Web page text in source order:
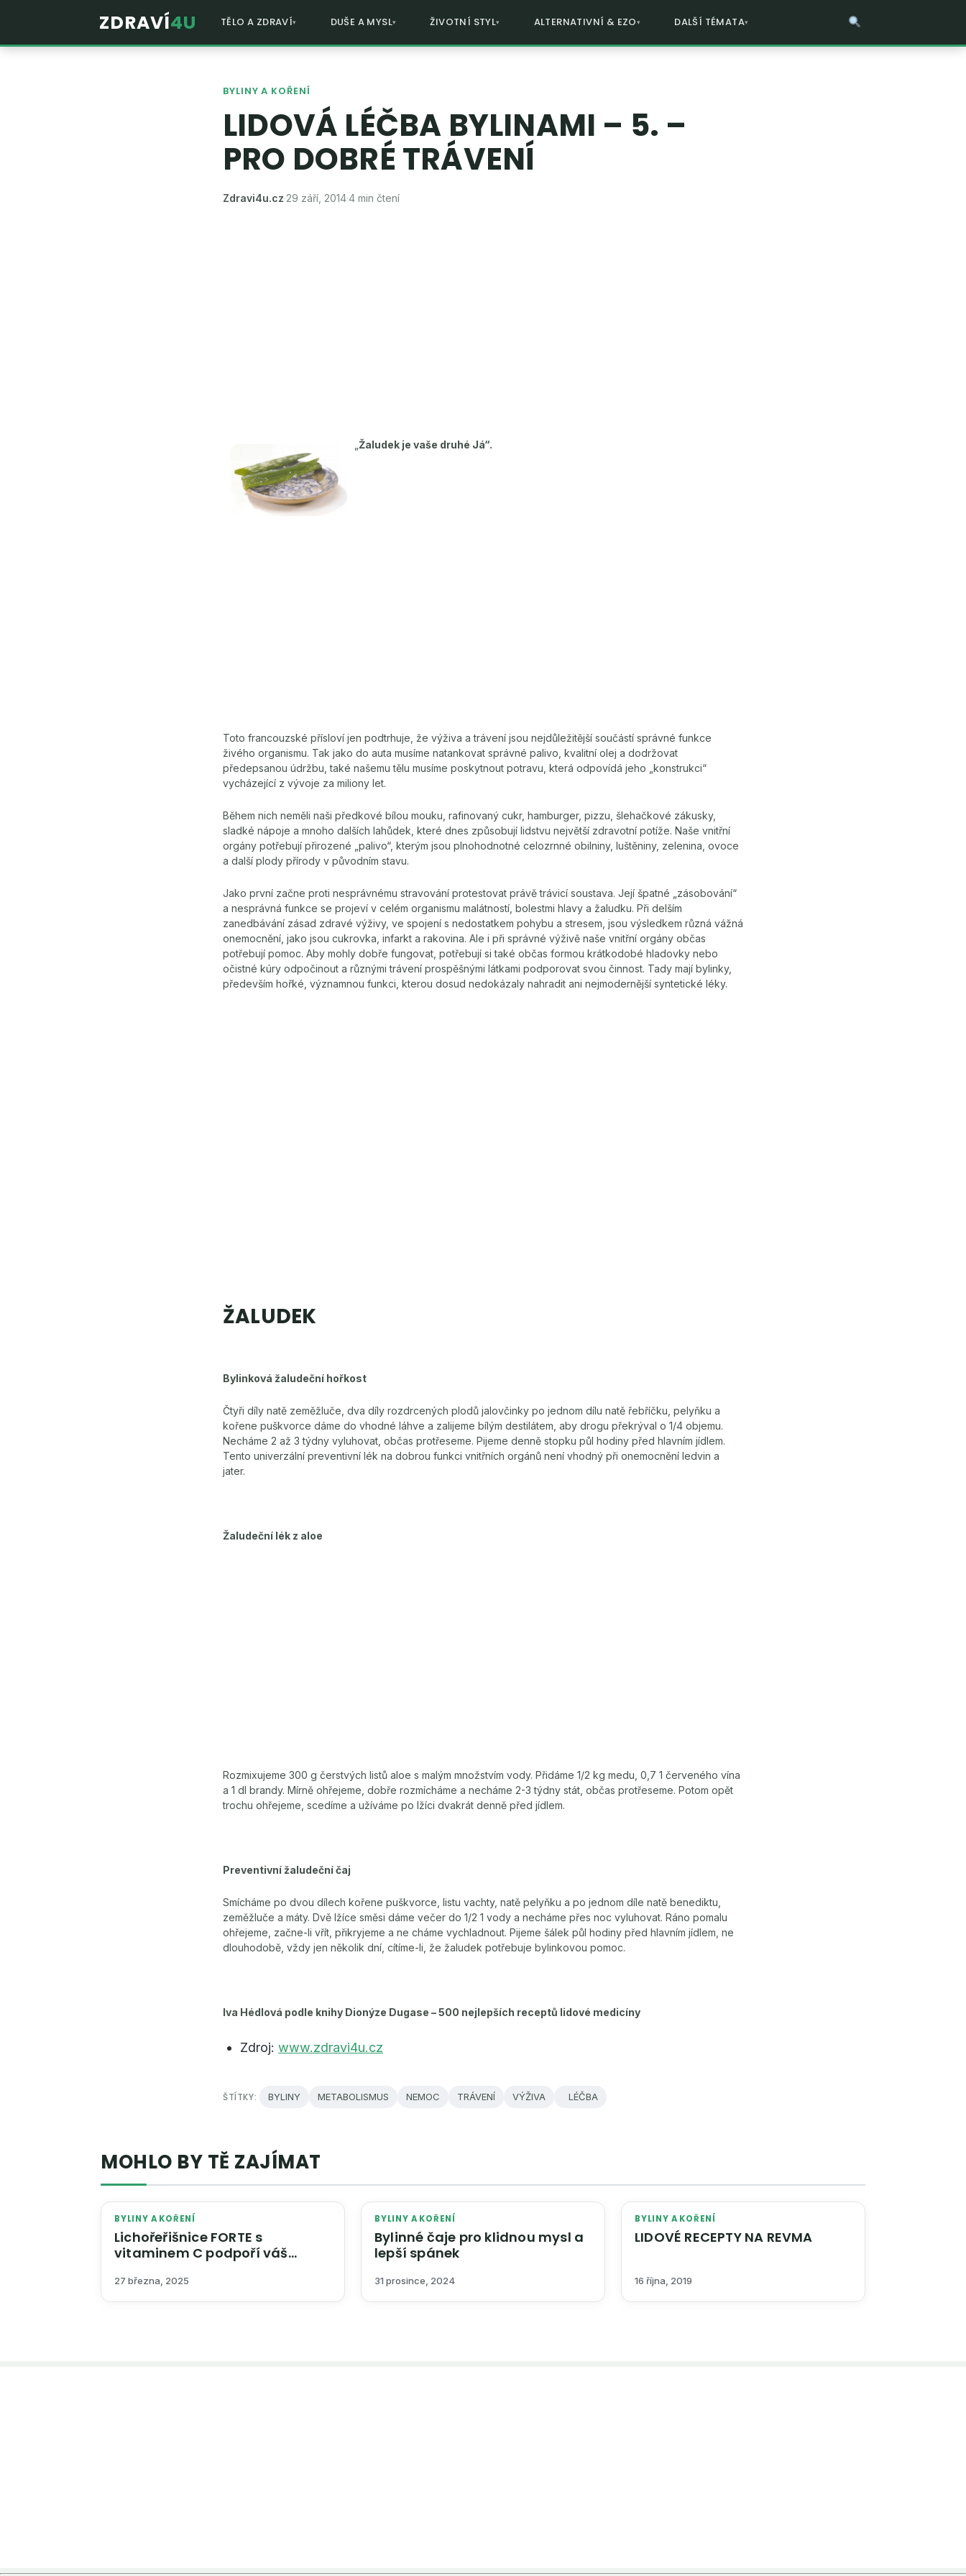
ZDRAVÍ4U TĚLO A ZDRAVÍ DUŠE A MYSL ŽIVOTNÍ STYL ALTERNATIVNÍ & EZO DALŠÍ TÉMATA
BYLINY A KOŘENÍ
LIDOVÁ LÉČBA BYLINAMI – 5. –
PRO DOBRÉ TRÁVENÍ
Zdravi4u.cz·29 září, 2014·4 min čtení
Žaludek je vaše druhé Já“.
Toto francouzské přísloví jen podtrhuje, že výživa a trávení jsou nejdůležitější součástí správné funkce
živého organismu. Tak jako do auta musíme natankovat správné palivo, kvalitní olej a dodržovat
předepsanou údržbu, také našemu tělu musíme poskytnout potravu, která odpovídá jeho „konstrukci“
vycházející z vývoje za miliony let.
Během nich neměli naši předkové bílou mouku, rafinovaný cukr, hamburger, pizzu, šlehačkové zákusky,
sladké nápoje a mnoho dalších lahůdek, které dnes způsobují lidstvu největší zdravotní potíže. Naše vnitřní
orgány potřebují přirozené „palivo“, kterým jsou plnohodnotné celozrnné obilniny, luštěniny, zelenina, ovoce
a další plody přírody v původním stavu.
Jako první začne proti nesprávnému stravování protestovat právě trávicí soustava. Její špatné „zásobování“
a nesprávná funkce se projeví v celém organismu malátností, bolestmi hlavy a žaludku. Při delším
zanedbávání zásad zdravé výživy, ve spojení s nedostatkem pohybu a stresem, jsou výsledkem různá vážná
onemocnění, jako jsou cukrovka, infarkt a rakovina. Ale i při správné výživě naše vnitřní orgány občas
potřebují pomoc. Aby mohly dobře fungovat, potřebují si také občas formou krátkodobé hladovky nebo
očistné kúry odpočinout a různými trávení prospěšnými látkami podporovat svou činnost. Tady mají bylinky,
především hořké, významnou funkci, kterou dosud nedokázaly nahradit ani nejmodernější syntetické léky.
ŽALUDEK
Bylinková žaludeční hořkost
Čtyři díly natě zeměžluče, dva díly rozdrcených plodů jalovčinky po jednom dílu natě řebříčku, pelyňku a
kořene puškvorce dáme do vhodné láhve a zalijeme bílým destilátem, aby drogu překrýval o 1/4 objemu.
Necháme 2 až 3 týdny vyluhovat, občas protřeseme. Pijeme denně stopku půl hodiny před hlavním jídlem.
Tento univerzální preventivní lék na dobrou funkci vnitřních orgánů není vhodný při onemocnění ledvin a
jater.
Žaludeční lék z aloe
Rozmixujeme 300 g čerstvých listů aloe s malým množstvím vody. Přidáme 1/2 kg medu, 0,7 1 červeného vína
a 1 dl brandy. Mírně ohřejeme, dobře rozmícháme a necháme 2-3 týdny stát, občas protřeseme. Potom opět
trochu ohřejeme, scedíme a užíváme po lžíci dvakrát denně před jídlem.
Preventivní žaludeční čaj
Smícháme po dvou dílech kořene puškvorce, listu vachty, natě pelyňku a po jednom díle natě benediktu,
zeměžluče a máty. Dvě lžíce směsi dáme večer do 1/2 1 vody a necháme přes noc vyluhovat. Ráno pomalu
ohřejeme, začne-li vřít, přikryjeme a ne cháme vychladnout. Pijeme šálek půl hodiny před hlavním jídlem, ne
dlouhodobě, vždy jen několik dní, cítíme-li, že žaludek potřebuje bylinkovou pomoc.
Iva Hédlová podle knihy Dionýze Dugase – 500 nejlepších receptů lidové medicíny
Zdroj: www.zdravi4u.cz
ŠTÍTKY: BYLINY METABOLISMUS NEMOC TRÁVENÍ VÝŽIVA LÉČBA
MOHLO BY TĚ ZAJÍMAT
BYLINY A KOŘENÍ
Lichořeřišnice FORTE s
vitaminem C podpoří váš
27 března, 2025
BYLINY A KOŘENÍ
Bylinné čaje pro klidnou mysl a
lepší spánek
31 prosince, 2024
BYLINY A KOŘENÍ
LIDOVÉ RECEPTY NA REVMA
16 října, 2019